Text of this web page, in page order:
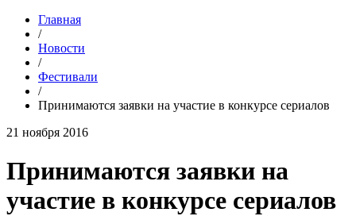
Главная
/
Новости
/
Фестивали
/
Принимаются заявки на участие в конкурсе сериалов
21 ноября 2016
Принимаются заявки на
участие в конкурсе сериалов